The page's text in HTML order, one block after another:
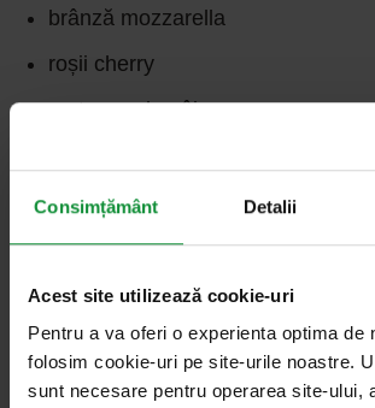
Consimțământ Detalii
Acest site utilizează cookie-uri
Pentru a va oferi o experienta optima de
folosim cookie-uri pe site-urile noastre.
sunt necesare pentru operarea site-ului,
brânză mozzarella
roșii cherry
crutoane de pâine
Alte
Umple-ți masa – și viața – cu